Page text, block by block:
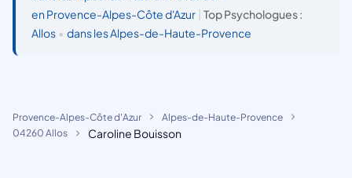
en Provence-Alpes-Côte d'Azur
Top Psychologues :
Allos • dans les Alpes-de-Haute-Provence
Provence-Alpes-Côte d'Azur
Alpes-de-Haute-Provence
04260 Allos
Caroline Bouisson